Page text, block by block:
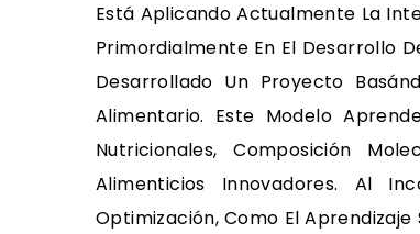
Está Aplicando Actualmente La
Primordialmente En El Desarrollo
Desarrollado Un Proyecto
Alimentario. Este Modelo
Nutricionales, Composición
Alimenticios Innovadores. Al
Optimización, Como El